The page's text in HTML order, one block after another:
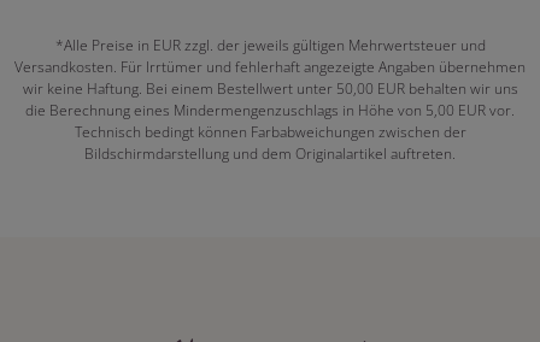
*Alle Preise in EUR zzgl. der jeweils gültigen Mehrwertsteuer und
Versandkosten. Für Irrtümer und fehlerhaft angezeigte Angaben übernehmen
wir keine Haftung. Bei einem Bestellwert unter 50,00 EUR behalten wir uns
die Berechnung eines Mindermengenzuschlags in Höhe von 5,00 EUR vor.
Technisch bedingt können Farbabweichungen zwischen der
Bildschirmdarstellung und dem Originalartikel auftreten.